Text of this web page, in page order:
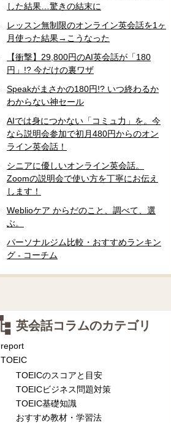
した結果…驚きの結末に
レッスン無制限のオンライン英会話を1ヶ
月使った結果→こうなった
【衝撃】29,800円のAI英会話が「180
円」!? 今だけの裏ワザ
Speakがまさかの180円!? いつ終わるか
わからない神セール
AIでは身につかない「コミュ力」を。今
なら説明会参加で初月480円からのオン
ライン英会話！
シニアに優しいオンライン英会話。
Zoomの説明会で使い方を丁寧にお伝え
します！
Weblioケア からだのこと、調べて、選
ぶ。
パーソナルジム比較・おすすめランキン
グ - コーチム
英会話コラムのカテゴリ
report
TOEIC
TOEICのスコアと目安
TOEICビジネス問題対策
TOEIC基礎知識
おすすめ教材・学習法